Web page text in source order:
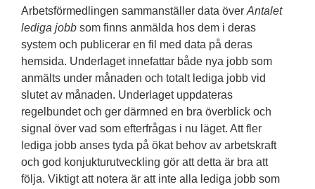
Arbetsförmedlingen sammanställer data över Antalet
lediga jobb som finns anmälda hos dem i deras
system och publicerar en fil med data på deras
hemsida. Underlaget innefattar både nya jobb som
anmälts under månaden och totalt lediga jobb vid
slutet av månaden. Underlaget uppdateras
regelbundet och ger därmned en bra överblick och
signal över vad som efterfrågas i nu läget. Att fler
lediga jobb anses tyda på ökat behov av arbetskraft
och god konjukturutveckling gör att detta är bra att
följa. Viktigt att notera är att inte alla lediga jobb som